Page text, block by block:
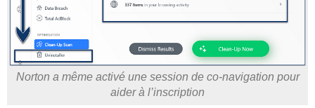
Norton a même activé une session de co-navigation pour
aider à l’inscription